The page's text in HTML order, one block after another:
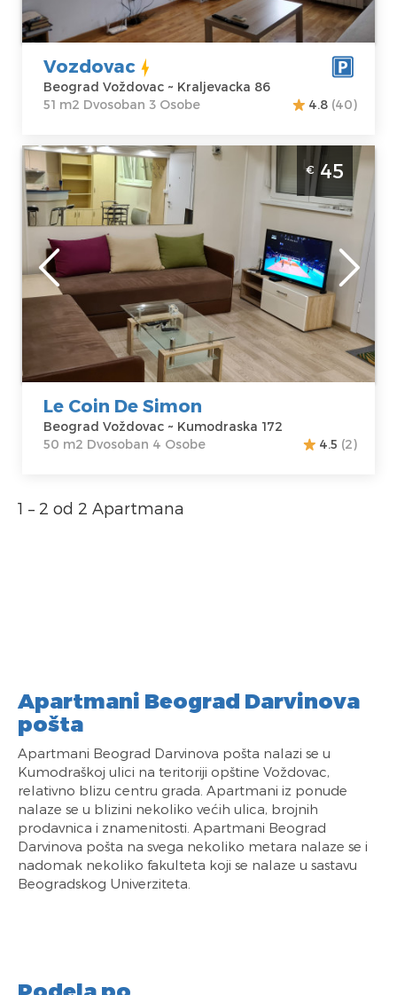
Kraljevacka 86
Cena50 €
Dvosoban
Vozdovac
Beograd Voždovac ~ Kraljevacka 86
51 m2 Dvosoban 3 Osobe
4.8 (40)
Dvosoban Apartman Le Coin De Simon
Beograd Vozdovac. Povrsine od 50m2 za 4
osobe.
Beograd
Lokacija:
Beograd
Voždovac
Adresa:
Kumodraska 172
Cena45 €
Gosti:
4
Kvadratura :50
m2
Struktura :
Dvosoban
€ 45
Le Coin De Simon
Beograd Voždovac ~ Kumodraska 172
50 m2 Dvosoban 4 Osobe
4.5 (2)
1 – 2 od 2 Apartmana
Apartmani Beograd Darvinova
pošta
Apartmani Beograd Darvinova pošta nalazi se u
Kumodraškoj ulici na teritoriji opštine Voždovac,
relativno blizu centru grada. Apartmani iz ponude
nalaze se u blizini nekoliko većih ulica, brojnih
prodavnica i znamenitosti. Apartmani Beograd
Darvinova pošta na svega nekoliko metara nalaze se i
nadomak nekoliko fakulteta koji se nalaze u sastavu
Beogradskog Univerziteta.